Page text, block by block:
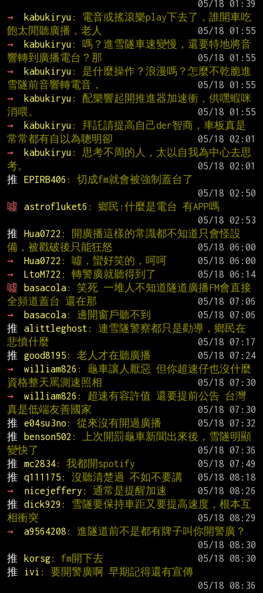
→
kabukiryu : 電音或搖滾樂play下去了，誰開車吃
飽太閒聽廣播，老人
→
kabukiryu : 嗎？進雪隧車速變慢，還要特地將音
響轉到廣播電台？那
→
kabukiryu : 是什麼操作？浪漫嗎？怎麼不乾脆進
雪隧前音響轉電音，
→
kabukiryu : 配樂響起開推進器加速衝，供嘿蝦咪
消喂。
→
kabukiryu : 拜託請提高自己der智商，車板真是
常常都有自以為聰明卻
→
kabukiryu : 思考不周的人，太以自我為中心去思
考。
推
EPIRB406 : 切成fm就會被強制蓋台了
噓
astrofluket6 : 鄉民:什麼是電台 有APP嗎
推
Hua0722 : 開廣播這樣的常識都不知道只會怪設
備，被戳破後只能狂怒
→
Hua0722 : 噓，蠻好笑的，呵呵
→
LtoM722 : 轉警廣就聽得到了
噓
basacola: 笑死 一堆人不知道隧道廣播FM會直接
全頻道蓋台 還在那
→
basacola: 邊開窗戶聽不到
推
alittleghost : 連雪隧警察都只是勸導，鄉民在
悲憤什麼
推
good8195 : 老人才在聽廣播
→
william826 : 龜車讓人厭惡 但你超速仔也沒什麼
資格整天罵測速照相
→
william826 : 超速有容許值 還要提前公告 台灣
真是低端友善國家
推
e04su3no : 從來沒有開過廣播
推
benson502 : 上次開罰龜車新聞出來後，雪隧明顯
變快了
推
mc2834: 我都開spotify
推
q111175 : 沒聽清楚過 不如不要講
→
nicejeffery : 通常是提醒加速
推
dick929 : 雪隧要保持車距又要提高速度，根本互
相衝突
→
a9564208 : 進隧道前不是都有牌子叫你開警廣？
推
korsg: fm開下去
推
ivi : 要開警廣啊 早期記得還有宣傳